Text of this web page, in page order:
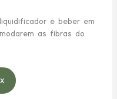
e beber em
as fibras do